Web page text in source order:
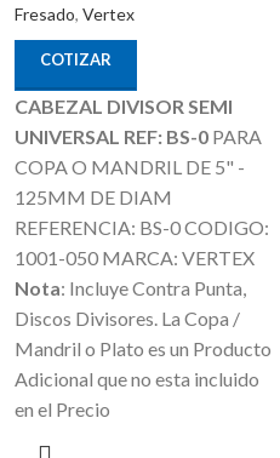
Fresado, Vertex
COTIZAR
CABEZAL DIVISOR SEMI
UNIVERSAL REF: BS-0 PARA
COPA O MANDRIL DE 5" -
125MM DE DIAM
REFERENCIA: BS-0 CODIGO:
1001-050 MARCA: VERTEX
Nota: Incluye Contra Punta,
Discos Divisores. La Copa /
Mandril o Plato es un Producto
Adicional que no esta incluido
en el Precio